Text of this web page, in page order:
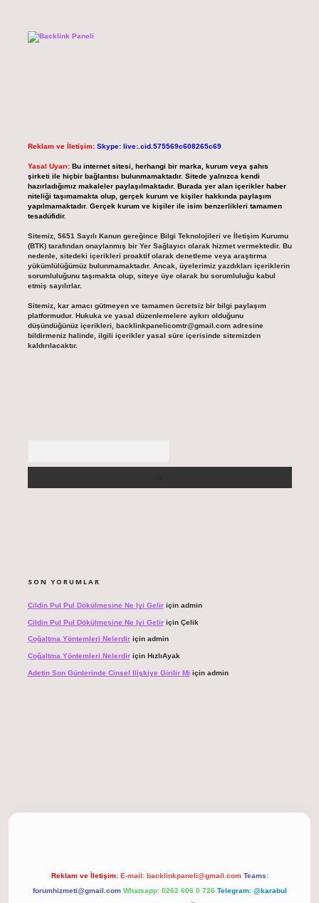
Reklam ve İletişim: Skype: live:.cid.575569c608265c69
Yasal Uyarı: Bu internet sitesi, herhangi bir marka, kurum veya şahıs
şirketi ile hiçbir bağlantısı bulunmamaktadır. Sitede yalnızca kendi
hazırladığımız makaleler paylaşılmaktadır. Burada yer alan içerikler haber
niteliği taşımamakta olup, gerçek kurum ve kişiler hakkında paylaşım
yapılmamaktadır. Gerçek kurum ve kişiler ile isim benzerlikleri tamamen
tesadüfidir.
Sitemiz, 5651 Sayılı Kanun gereğince Bilgi Teknolojileri ve İletişim Kurumu
(BTK) tarafından onaylanmış bir Yer Sağlayıcı olarak hizmet vermektedir. Bu
nedenle, sitedeki içerikleri proaktif olarak denetleme veya araştırma
yükümlülüğümüz bulunmamaktadır. Ancak, üyelerimiz yazdıkları içeriklerin
sorumluluğunu taşımakta olup, siteye üye olarak bu sorumluluğu kabul
etmiş sayılırlar.
Sitemiz, kar amacı gütmeyen ve tamamen ücretsiz bir bilgi paylaşım
platformudur. Hukuka ve yasal düzenlemelere aykırı olduğunu
düşündüğünüz içerikleri, backlinkpanelicomtr@gmail.comadresine
bildirmeniz halinde, ilgili içerikler yasal süre içerisinde sitemizden
kaldırılacaktır.
SON YORUMLAR
Cildin Pul Pul Dökülmesine Ne Iyi Geliriçin admin
Cildin Pul Pul Dökülmesine Ne Iyi Geliriçin Çelik
Çoğaltma Yöntemleri Nelerdiriçin admin
Çoğaltma Yöntemleri Nelerdiriçin HızlıAyak
Adetin Son Günlerinde Cinsel Ilişkiye Girilir Mi için admin
Reklam ve İletişim: E-mail: backlinkpaneli@gmail.com Teams:
forumhizmeti@gmail.com Whatsapp: 0262 606 0 726 Telegram: @karabul